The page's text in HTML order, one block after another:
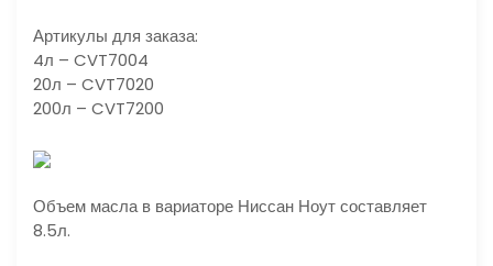
Артикулы для заказа:
4л – CVT7004
20л – CVT7020
200л – CVT7200
Объем масла в вариаторе Ниссан Ноут составляет
8.5л.